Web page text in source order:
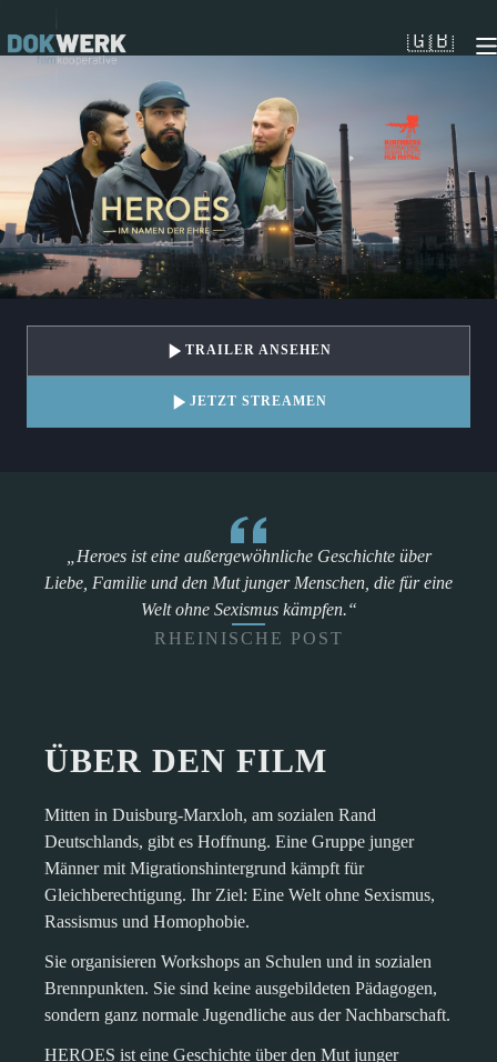
springen
🇬🇧
TRAILER ANSEHEN
JETZT STREAMEN
„Heroes ist eine außergewöhnliche Geschichte über
Liebe, Familie und den Mut junger Menschen, die für eine
Welt ohne Sexismus kämpfen.“
RHEINISCHE POST
ÜBER DEN FILM
Mitten in Duisburg-Marxloh, am sozialen Rand
Deutschlands, gibt es Hoffnung. Eine Gruppe junger
Männer mit Migrationshintergrund kämpft für
Gleichberechtigung. Ihr Ziel: Eine Welt ohne Sexismus,
Rassismus und Homophobie.
Sie organisieren Workshops an Schulen und in sozialen
Brennpunkten. Sie sind keine ausgebildeten Pädagogen,
sondern ganz normale Jugendliche aus der Nachbarschaft.
HEROES ist eine Geschichte über den Mut junger